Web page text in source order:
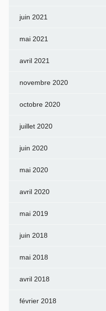
juin 2021
mai 2021
avril 2021
novembre 2020
octobre 2020
juillet 2020
juin 2020
mai 2020
avril 2020
mai 2019
juin 2018
mai 2018
avril 2018
février 2018